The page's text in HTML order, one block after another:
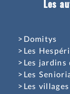
Les
Domitys
Les
Les jardins
Les
Les villages